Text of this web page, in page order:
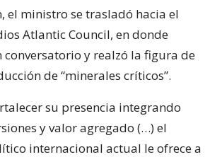
el ministro se trasladó hacia el
Atlantic Council, en donde
y realzó la figura de
de “minerales críticos”.
su presencia integrando
y valor agregado (…) el
internacional actual le ofrece a